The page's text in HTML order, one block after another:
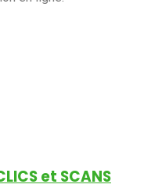
et SCANS